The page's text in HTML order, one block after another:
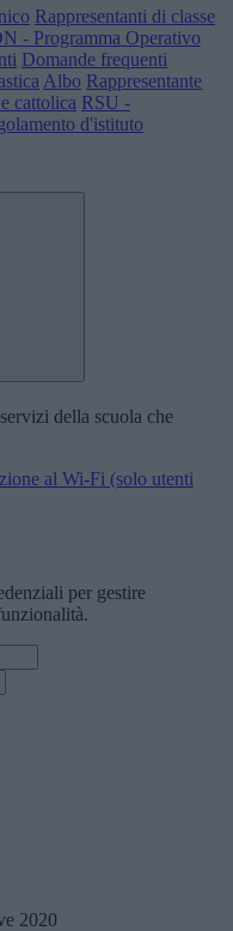
Rappresentanti di classe
- Programma Operativo
Domande frequenti
Albo Rappresentante
cattolica RSU -
d'istituto
della scuola che
al Wi-Fi (solo utenti
per gestire
2020